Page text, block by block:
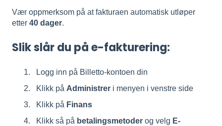
Vær oppmerksom på at fakturaen automatisk utløper
etter 40 dager.
Slik slår du på e-fakturering:
Logg inn på Billetto-kontoen din
Klikk på Administrer i menyen i venstre side
Klikk på Finans
Klikk så på betalingsmetoder og velg E-